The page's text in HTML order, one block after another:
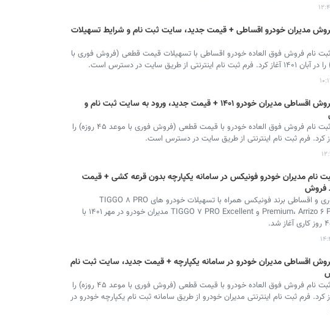
مدیران خودرو اقساطی + قیمت جدید، سایت ثبت نام و شرایط تسهیلات
ثبت نام فروش فوق العاده خودرو اقساطی با تسهیلات قیمت قطعی (فروش فوری با
فروش اقساطی مدیران خودرو ۱۴۰۱ + قیمت جدید، ورود به سایت ثبت نام و
مدیران خودرو ثبت نام فروش فوق العاده خودرو با قیمت قطعی (فروش فوری با موعد ۴۵ روزه) را
نام مدیران خودرو فونیکس در سامانه یکپارچه بدون قرعه کشی + قیمت
فروش
طرح فروش فوری و اقساطی برند فونیکس همراه با تسهیلات خودرو های TIGGO ۸ PRO
Premium، Arrizo ۶ PRO Excellent و TIGGO ۷ PRO Excellent مدیران خودرو در مهر ۱۴۰۱ با
اقساطی مدیران خودرو در سامانه یکپارچه + قیمت جدید، سایت ثبت نام
مدیران خودرو ثبت نام فروش فوق العاده خودرو با قیمت قطعی (فروش فوری با موعد ۴۵ روزه) را
۱۴۰۱ آغاز کرد. فرم ثبت نام اینترنتی مدیران خودرو از طریق سامانه ثبت نام یکپارچه خودرو در